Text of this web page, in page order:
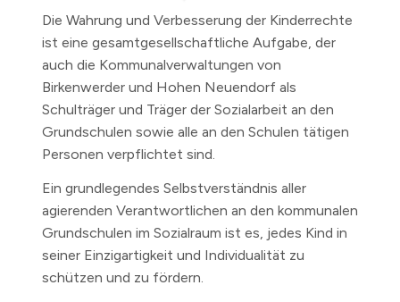
Die Wahrung und Verbesserung der Kinderrechte
ist eine gesamtgesellschaftliche Aufgabe, der
auch die Kommunalverwaltungen von
Birkenwerder und Hohen Neuendorf als
Schulträger und Träger der Sozialarbeit an den
Grundschulen sowie alle an den Schulen tätigen
Personen verpflichtet sind.
Ein grundlegendes Selbstverständnis aller
agierenden Verantwortlichen an den kommunalen
Grundschulen im Sozialraum ist es, jedes Kind in
seiner Einzigartigkeit und Individualität zu
schützen und zu fördern.